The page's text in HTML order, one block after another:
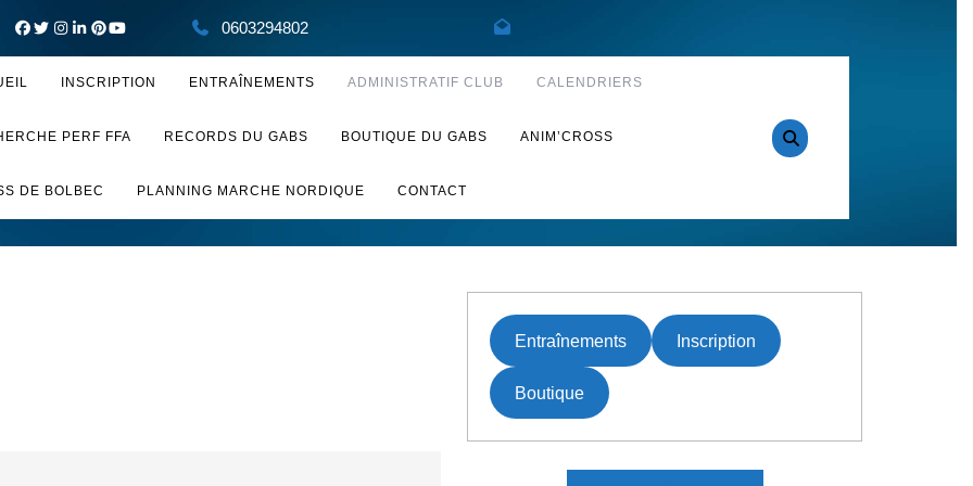
0603294802
INSCRIPTION ENTRAÎNEMENTS ADMINISTRATIF CLUB CALENDRIERS
PERF FFA RECORDS DU GABS BOUTIQUE DU GABS ANIM’CROSS
DE BOLBEC PLANNING MARCHE NORDIQUE CONTACT
Entraînements Inscription
Boutique